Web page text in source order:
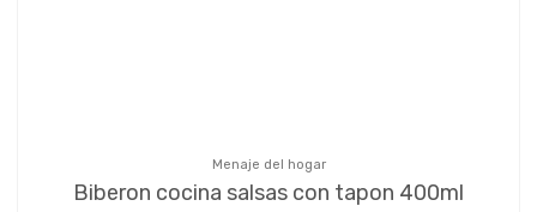
Menaje del hogar
Biberon cocina salsas con tapon 400ml